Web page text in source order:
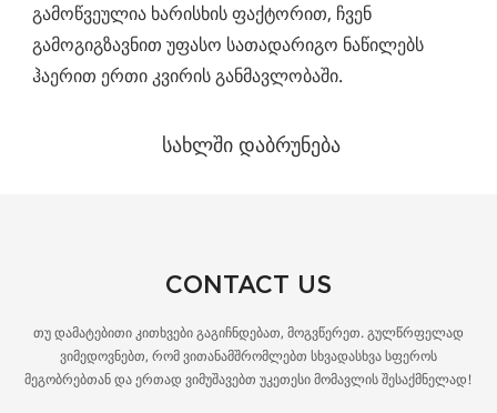
გამოწვეულია ხარისხის ფაქტორით, ჩვენ
გამოგიგზავნით უფასო სათადარიგო ნაწილებს
ჰაერით ერთი კვირის განმავლობაში.
სახლში დაბრუნება
CONTACT US
თუ დამატებითი კითხვები გაგიჩნდებათ, მოგვწერეთ. გულწრფელად
ვიმედოვნებთ, რომ ვითანამშრომლებთ სხვადასხვა სფეროს
მეგობრებთან და ერთად ვიმუშავებთ უკეთესი მომავლის შესაქმნელად!